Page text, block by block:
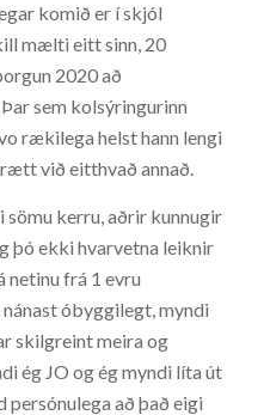
komið er í skjól
mælti eitt sinn, 20
2020 að
sem kolsýringurinn
rækilega helst hann lengi
við eitthvað annað.
sömu kerru, aðrir kunnugir
þó ekki hvarvetna leiknir
netinu frá 1 evru
óbyggilegt, myndi
skilgreint meira og
ég JO og ég myndi líta út
persónulega að það eigi